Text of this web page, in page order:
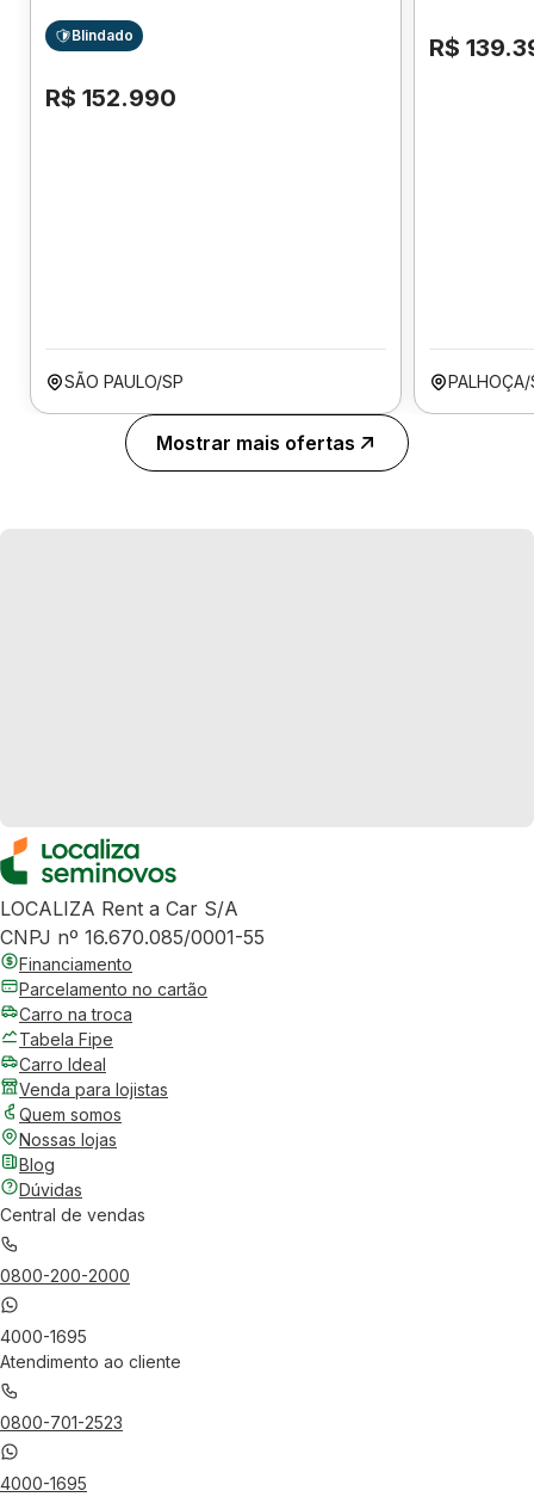
Blindado
R$ 152.990
SÃO PAULO/SP
R$
PALHOÇA/
Mostrar mais ofertas
LOCALIZA Rent a Car S/A
CNPJ nº 16.670.085/0001-55
Financiamento
Parcelamento no cartão
Carro na troca
Tabela Fipe
Carro Ideal
Venda para lojistas
Quem somos
Nossas lojas
Blog
Dúvidas
Central de vendas
0800-200-2000
4000-1695
Atendimento ao cliente
0800-701-2523
4000-1695